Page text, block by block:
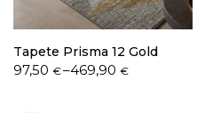
Tapete Prisma 12 Gold
97,50 €–469,90€
Price